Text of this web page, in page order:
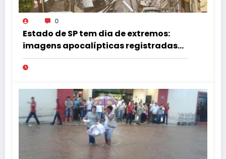
0
Estado de SP tem dia de extremos:
imagens apocalípticas registradas
na região